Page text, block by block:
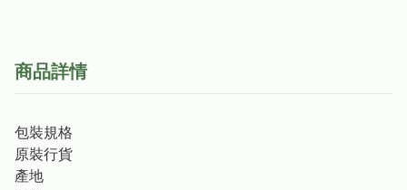
商品詳情
包裝規格
原裝行貨
產地